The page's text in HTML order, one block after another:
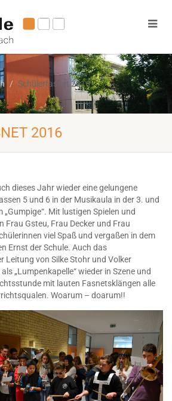
Schülerfasnet 2016
2016
dieses Jahr wieder eine gelungene
5 und 6 in der Musikaula in der 3. und
Mit lustigen Spielen und
Frau Gsteu, Frau Decker und Frau
viel Spaß und vergaßen in dem
Ernst der Schule. Auch das
Leitung von Silke Stohr und Volker
„Lumpenkapelle“ wieder in Szene und
mit lauten Fasnetsklängen alle
Woarum – doarum!!